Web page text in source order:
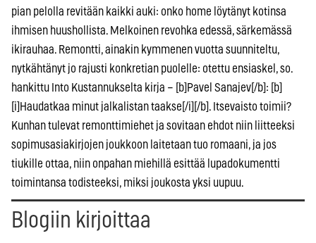
pian pelolla revitään kaikki auki: onko home löytänyt kotinsa
ihmisen huushollista. Melkoinen revohka edessä, särkemässä
ikirauhaa. Remontti, ainakin kymmenen vuotta suunniteltu,
nytkähtänyt jo rajusti konkretian puolelle: otettu ensiaskel, so.
hankittu Into Kustannukselta kirja – [b]Pavel Sanajev[/b]: [b]
[i]Haudatkaa minut jalkalistan taakse[/i][/b]. Itsevaisto toimii?
Kunhan tulevat remonttimiehet ja sovitaan ehdot niin liitteeksi
sopimusasiakirjojen joukkoon laitetaan tuo romaani, ja jos
tiukille ottaa, niin onpahan miehillä esittää lupadokumentti
toimintansa todisteeksi, miksi joukosta yksi uupuu.
Blogiin kirjoittaa